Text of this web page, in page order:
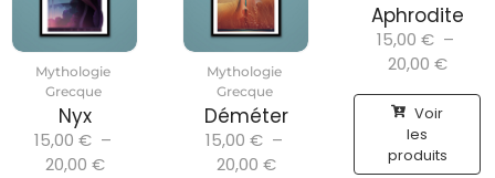
Mythologie
Grecque
Nyx
15,00 € –
20,00 €
Mythologie
Grecque
Déméter
15,00 € –
20,00 €
Aphrodite
15,00 € –
20,00 €
Voir
les
produits